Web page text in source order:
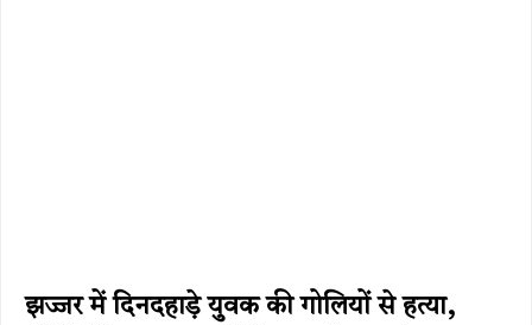
झज्जर में दिनदहाड़े युवक की गोलियों से हत्या,